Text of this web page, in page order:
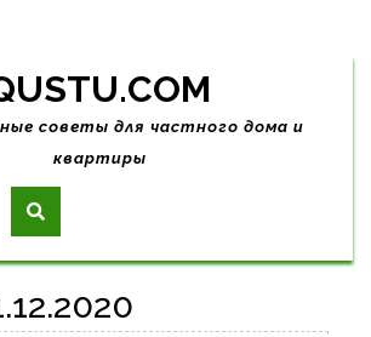
советы для частного дома и
квартиры